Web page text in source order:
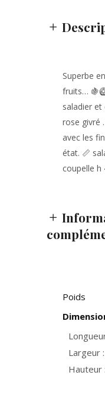
Superbe
fruits…
saladier et
rose givré
avec les
état. 📏
coupelle h
Poids
Largeur
Hauteur